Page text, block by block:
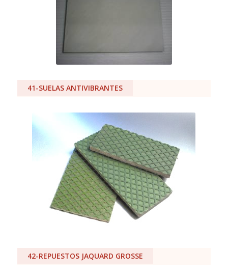
41-SUELAS ANTIVIBRANTES
42-REPUESTOS JAQUARD GROSSE